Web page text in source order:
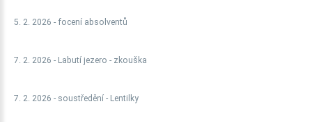
5. 2. 2026 - focení absolventů
7. 2. 2026 - Labutí jezero - zkouška
7. 2. 2026 - soustředění - Lentilky